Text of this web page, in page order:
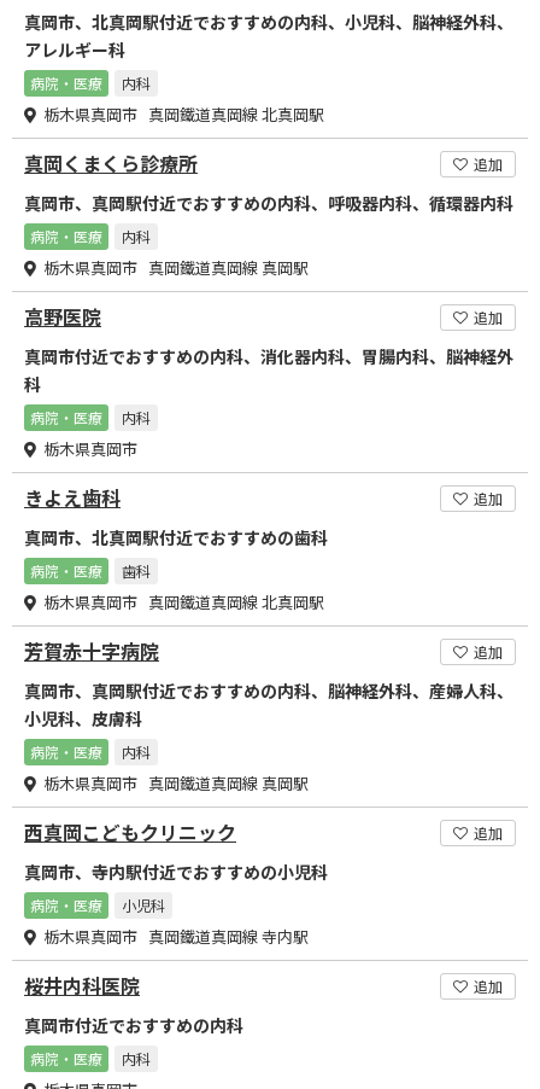
真岡市、北真岡駅付近でおすすめの内科、小児科、脳神経外科、
アレルギー科
病院・医療 内科
栃木県真岡市 真岡鐵道真岡線 北真岡駅
真岡くまくら診療所 追加
真岡市、真岡駅付近でおすすめの内科、呼吸器内科、循環器内科
病院・医療 内科
栃木県真岡市 真岡鐵道真岡線 真岡駅
高野医院 追加
真岡市付近でおすすめの内科、消化器内科、胃腸内科、脳神経外
科
病院・医療 内科
栃木県真岡市
きよえ歯科 追加
真岡市、北真岡駅付近でおすすめの歯科
病院・医療 歯科
栃木県真岡市 真岡鐵道真岡線 北真岡駅
芳賀赤十字病院 追加
真岡市、真岡駅付近でおすすめの内科、脳神経外科、産婦人科、
小児科、皮膚科
病院・医療 内科
栃木県真岡市 真岡鐵道真岡線 真岡駅
西真岡こどもクリニック 追加
真岡市、寺内駅付近でおすすめの小児科
病院・医療 小児科
栃木県真岡市 真岡鐵道真岡線 寺内駅
桜井内科医院 追加
真岡市付近でおすすめの内科
病院・医療 内科